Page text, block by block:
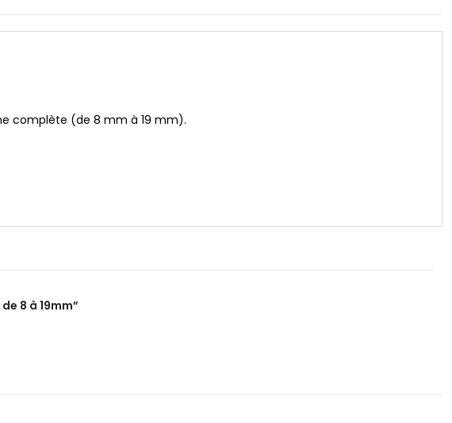
complète (de 8 mm à 19 mm).
8 à 19mm”